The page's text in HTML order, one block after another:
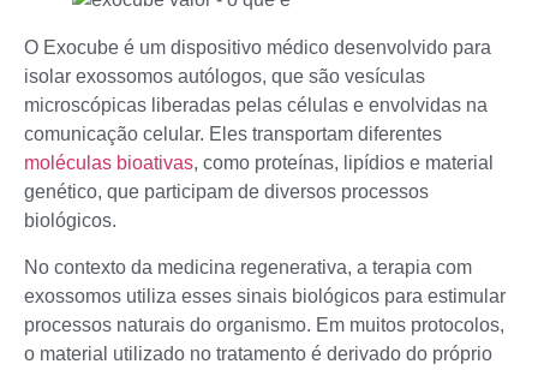
O Exocube é um dispositivo médico desenvolvido para
isolar exossomos autólogos, que são vesículas
microscópicas liberadas pelas células e envolvidas na
comunicação celular. Eles transportam diferentes
moléculas bioativas, como proteínas, lipídios e material
genético, que participam de diversos processos
biológicos.
No contexto da medicina regenerativa, a terapia com
exossomos utiliza esses sinais biológicos para estimular
processos naturais do organismo. Em muitos protocolos,
o material utilizado no tratamento é derivado do próprio